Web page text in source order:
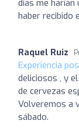
dias me harían
haber recibido
Raquel Ruiz
Experiencia
deliciosos , y
de cervezas
Volveremos a
sábado.